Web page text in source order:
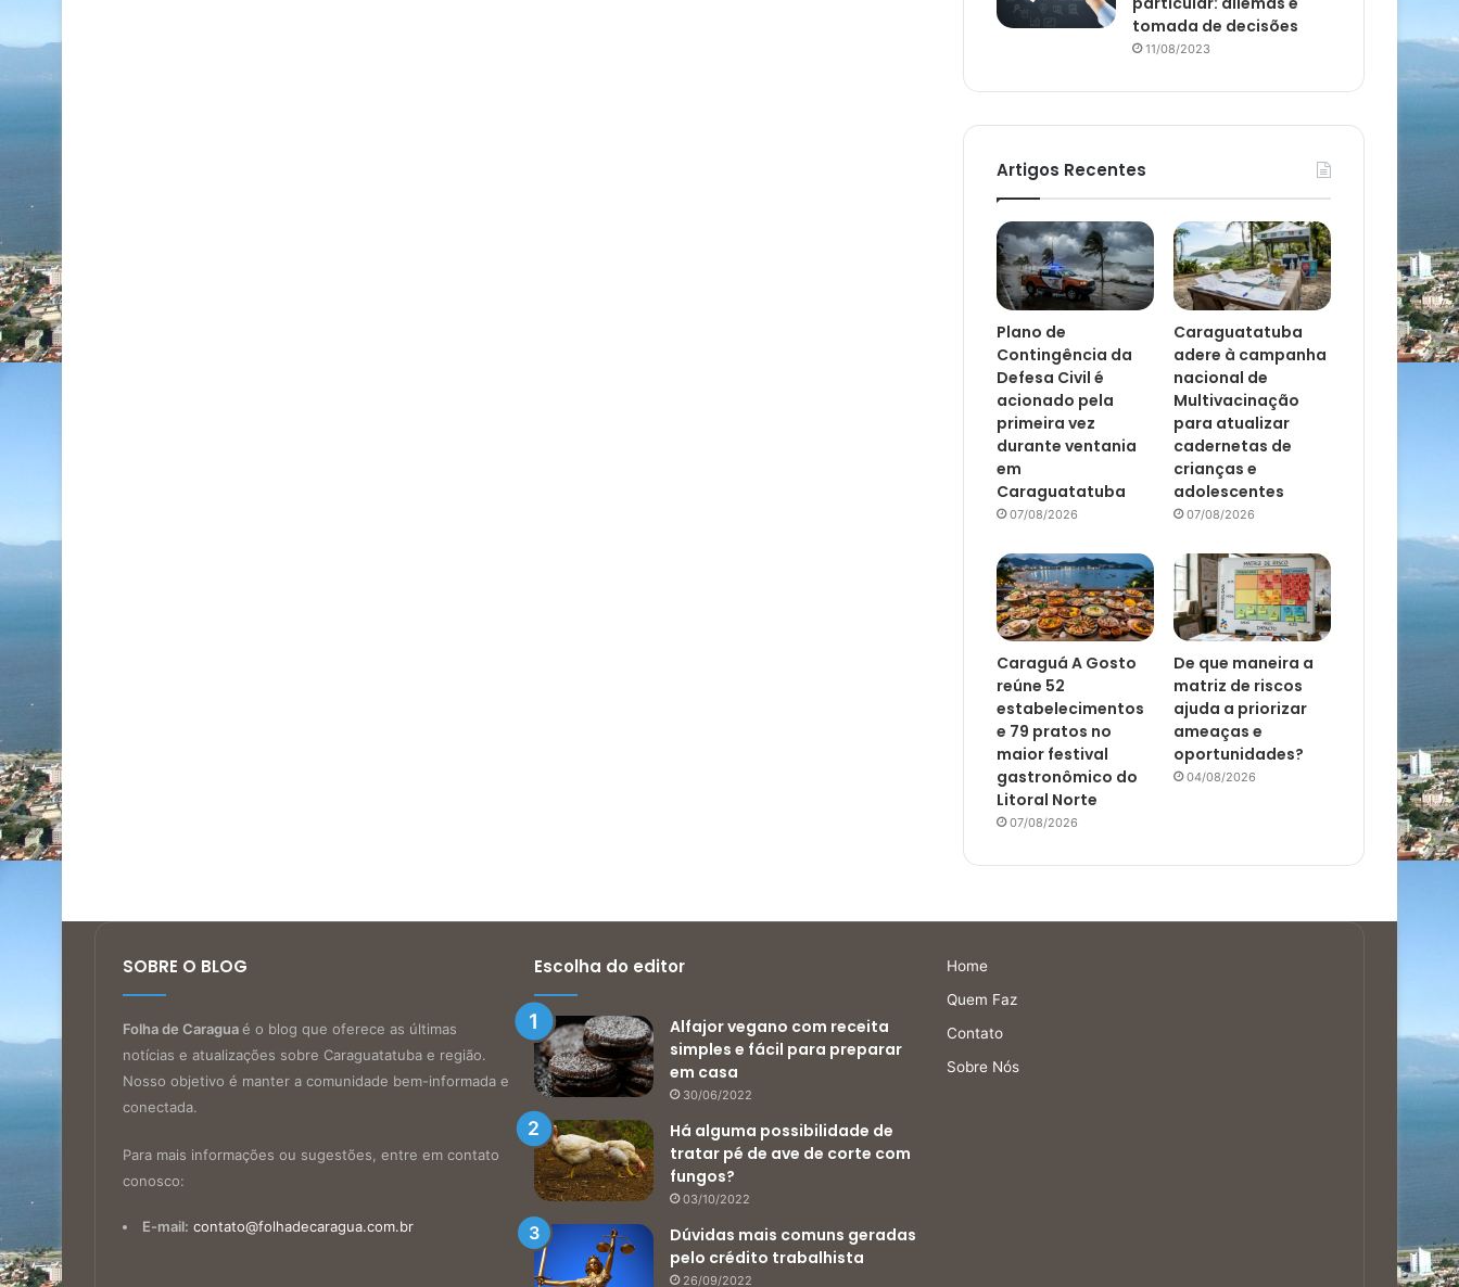
tomada de decisões
11/08/2023
Artigos Recentes
Plano de
Contingência da
Defesa Civil é
acionado pela
primeira vez
durante ventania
em
Caraguatatuba
07/08/2026
Caraguatatuba
adere à campanha
nacional de
Multivacinação
para atualizar
cadernetas de
crianças e
adolescentes
07/08/2026
Caraguá A Gosto
reúne 52
estabelecimentos
e 79 pratos no
maior festival
gastronômico do
Litoral Norte
07/08/2026
De que maneira a
matriz de riscos
ajuda a priorizar
ameaças e
oportunidades?
04/08/2026
SOBRE O BLOG
Folha de Caraguaé o blog que oferece as últimas
notícias e atualizações sobre Caraguatatuba e região.
Nosso objetivo é manter a comunidade bem-informada e
conectada.
Para mais informações ou sugestões, entre em contato
conosco:
E-mail: contato@folhadecaragua.com.br
Escolha do editor
Alfajor vegano com receita
simples e fácil para preparar
em casa
30/06/2022
Há alguma possibilidade de
tratar pé de ave de corte com
fungos?
03/10/2022
Dúvidas mais comuns geradas
pelo crédito trabalhista
26/09/2022
Home
Quem Faz
Contato
Sobre Nós